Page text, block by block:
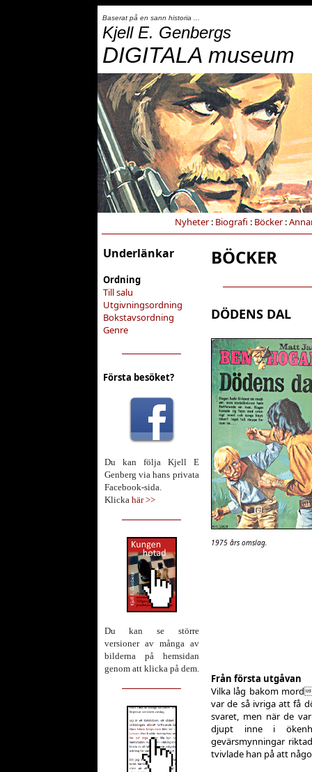
Baserat på en sann historia ...
Kjell E. Genbergs
DIGITALA museum
Nyheter: Biografi : Böcker:
Underlänkar
Ordning
Till salu
Utgivningsordning
Bokstavsordning
Genre
Första besöket?
Du kan följa Kjell E
Genberg via hans privata
Facebook-sida.
Klicka här >>
Du kan se större
versioner av många av
bilderna på hemsidan
genom att klicka på dem.
BÖCKER
DÖDENS DAL
1975 års omslag.
Från första utgåvan
Vilka låg bakom mord
var de så ivriga att få
svaret, men när de
djupt inne i
gevärsmynningar
tvivlade han på att